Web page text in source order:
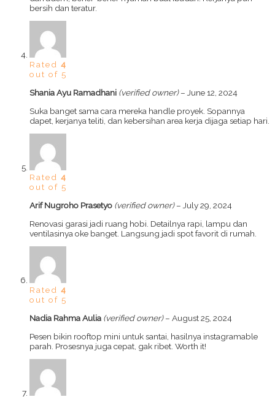
bersih dan teratur.
Rated 4
out of 5
Shania Ayu Ramadhani (verified owner) – June 12, 2024
Suka banget sama cara mereka handle proyek. Sopannya
dapet, kerjanya teliti, dan kebersihan area kerja dijaga setiap hari.
Rated 4
out of 5
Arif Nugroho Prasetyo (verified owner) – July 29, 2024
Renovasi garasi jadi ruang hobi. Detailnya rapi, lampu dan
ventilasinya oke banget. Langsung jadi spot favorit di rumah.
Rated 4
out of 5
Nadia Rahma Aulia (verified owner) – August 25, 2024
Pesen bikin rooftop mini untuk santai, hasilnya instagramable
parah. Prosesnya juga cepat, gak ribet. Worth it!